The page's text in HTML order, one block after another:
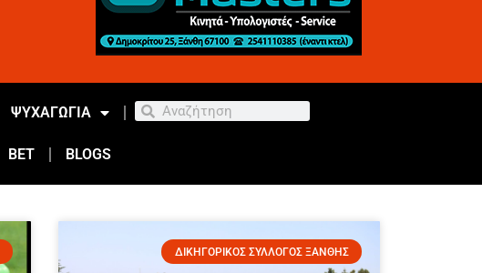
ΨΥΧΑΓΩΓΙΑ
BET BLOGS
ΔΙΚΗΓΟΡΙΚΟΣ ΣΥΛΛΟΓΟΣ ΞΑΝΘΗΣ